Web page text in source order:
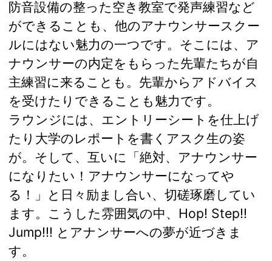
防音設備の整った空き教室で発声練習など
ができることも、他のアナウンサースクー
ルにはない魅力の一つです。そこには、ア
ナウンサーの内定をもらった先輩たちが自
主練習に来ることも。先輩からアドバイス
を受けたりできることも魅力です。
ラウンジには、エントリーシートを仕上げ
たり大学のレポートを書くアスク生の姿
が。そして、互いに「絶対、アナウンサー
になりたい！アナウンサーになってや
る！」と日々励まし合い、切磋琢磨してい
ます。こうした雰囲気の中、Hop! Step!!
Jump!!! とアナンサーへの夢が近づきま
す。